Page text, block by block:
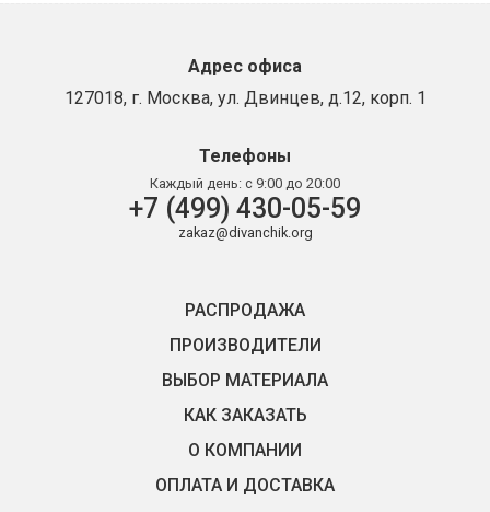
Адрес офиса
127018, г. Москва, ул. Двинцев, д.12, корп. 1
Телефоны
Каждый день: с 9:00 до 20:00
+7 (499) 430-05-59
zakaz@divanchik.org
РАСПРОДАЖА
ПРОИЗВОДИТЕЛИ
ВЫБОР МАТЕРИАЛА
КАК ЗАКАЗАТЬ
О КОМПАНИИ
ОПЛАТА И ДОСТАВКА